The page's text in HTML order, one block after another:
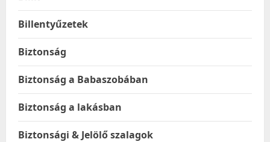
Billentyűzetek
Biztonság
Biztonság a Babaszobában
Biztonság a lakásban
Biztonsági & Jelölő szalagok